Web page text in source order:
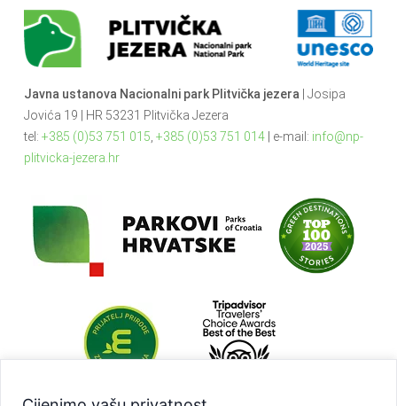
Javna ustanova Nacionalni park Plitvička jezera| Josipa
Jovića 19 | HR 53231 Plitvička Jezera
tel: +385 (0)53 751 015, +385 (0)53 751 014| e-mail: info@np-
plitvicka-jezera.hr